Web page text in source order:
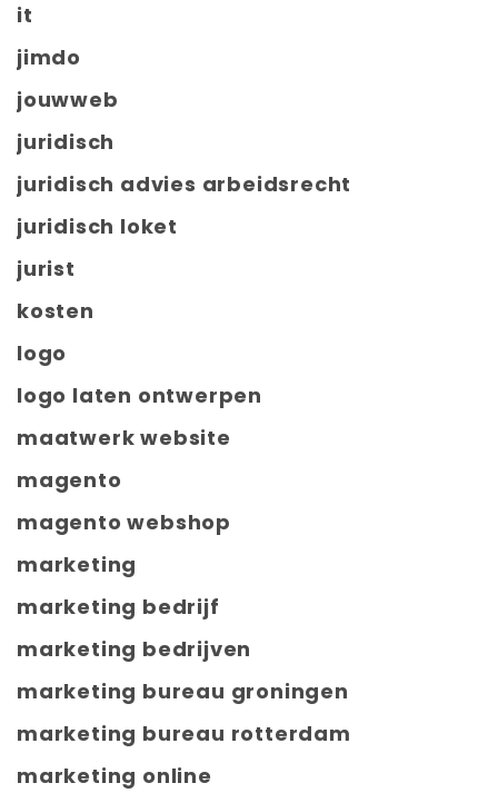
it
jimdo
jouwweb
juridisch
juridisch advies arbeidsrecht
juridisch loket
jurist
kosten
logo
logo laten ontwerpen
maatwerk website
magento
magento webshop
marketing
marketing bedrijf
marketing bedrijven
marketing bureau groningen
marketing bureau rotterdam
marketing online